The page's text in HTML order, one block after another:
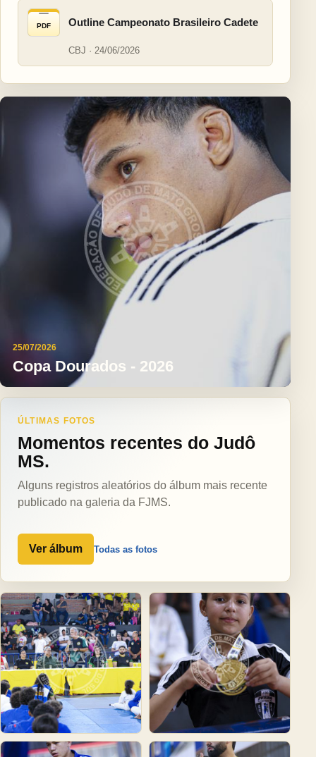
PDF Outline Campeonato Brasileiro Cadete
CBJ · 24/06/2026
25/07/2026
Copa Dourados - 2026
ÚLTIMAS FOTOS
Momentos recentes do Judô
MS.
Alguns registros aleatórios do álbum mais recente
publicado na galeria da FJMS.
Ver álbum Todas as fotos